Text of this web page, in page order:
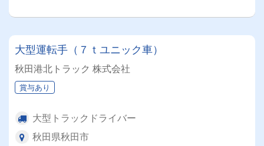
大型運転手（７ｔユニック車）
秋田港北トラック 株式会社
賞与あり
大型トラックドライバー
秋田県秋田市